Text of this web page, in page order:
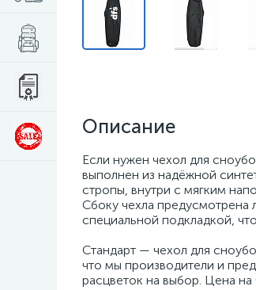
Описание
Если нужен чехол для
выполнен из надёжной
стропы, внутри с мягким
Сбоку чехла предусмотрена
специальной подкладкой,
Стандарт — чехол для
что мы производители и
расцветок на выбор. Цена на